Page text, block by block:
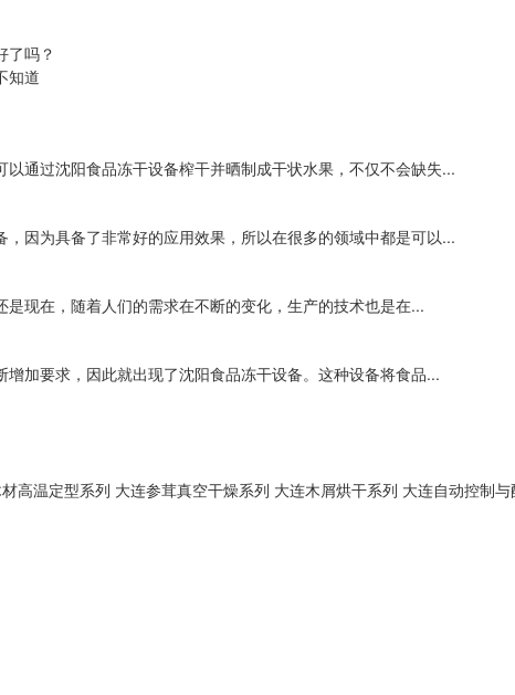
了吗？
知道
通过沈阳食品冻干设备榨干并晒制成干状水果，不仅不会缺失...
因为具备了非常好的应用效果，所以在很多的领域中都是可以...
现在，随着人们的需求在不断的变化，生产的技术也是在...
加要求，因此就出现了沈阳食品冻干设备。这种设备将食品...
高温定型系列 大连参茸真空干燥系列 大连木屑烘干系列 大连自动控制与